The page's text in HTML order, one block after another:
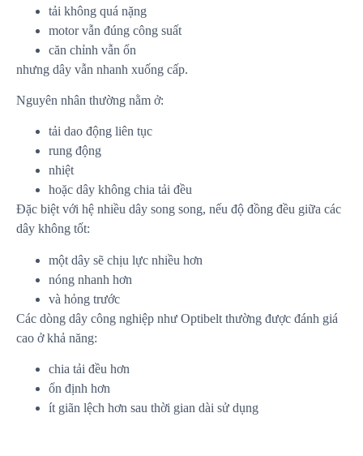
tải không quá nặng
motor vẫn đúng công suất
căn chỉnh vẫn ổn
nhưng dây vẫn nhanh xuống cấp.
Nguyên nhân thường nằm ở:
tải dao động liên tục
rung động
nhiệt
hoặc dây không chia tải đều
Đặc biệt với hệ nhiều dây song song, nếu độ đồng đều giữa các
dây không tốt:
một dây sẽ chịu lực nhiều hơn
nóng nhanh hơn
và hỏng trước
Các dòng dây công nghiệp như Optibelt thường được đánh giá
cao ở khả năng:
chia tải đều hơn
ổn định hơn
ít giãn lệch hơn sau thời gian dài sử dụng